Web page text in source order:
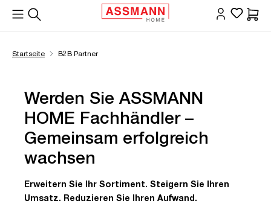
springen
Startseite B2B Partner
Werden Sie ASSMANN
HOME Fachhändler –
Gemeinsam erfolgreich
wachsen
Erweitern Sie Ihr Sortiment. Steigern Sie Ihren
Umsatz. Reduzieren Sie Ihren Aufwand.